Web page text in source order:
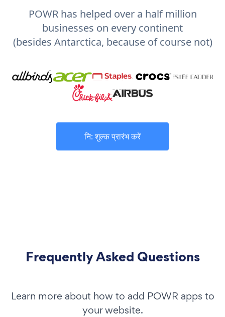
POWR has helped over a half million
businesses on every continent
(besides Antarctica, because of course not)
नि: शुल्क प्रारंभ करें
Frequently Asked Questions
Learn more about how to add POWR apps to
your website.